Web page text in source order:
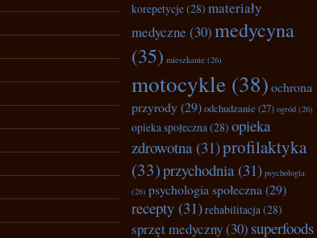
korepetycje(28) materiały
medyczne (30)medycyna
(35) mieszkanie (26)
motocykle (38)ochrona
przyrody(29)odchudzanie (27) ogród (26)
opieka społeczna(28) opieka
zdrowotna(31)profilaktyka
(33)przychodnia(31) psychologia
(26) psychologia społeczna (29)
recepty (31)rehabilitacja(28)
sprzęt medyczny(30) superfoods